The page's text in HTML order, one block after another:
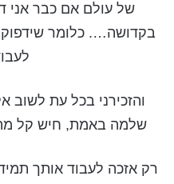
של עולם אם כבר אני
בקדושה…. כלומר שידפוק
והזכירני בכל עת לשוב
שלמה באמת, חיש קל
רק אזכה לעבוד אותך